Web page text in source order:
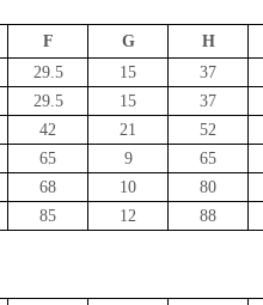
F G H
29.5 15 37
29.5 15 37
42 21 52
65 9 65
68 10 80
85 12 88